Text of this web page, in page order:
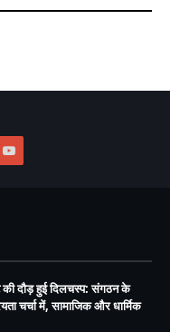
की दौड़ हुई दिलचस्प: संगठन के
चर्चा में, सामाजिक और धार्मिक